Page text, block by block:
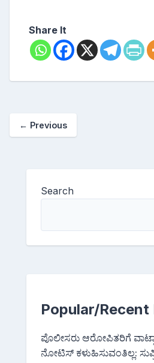
Share It
← Previous
Search
Popular/Recent
ಪೊಲೀಸರು ಆರೋಪಿತರಿಗೆ
ನೋಟಿಸ್‌ ಕಳುಹಿಸುವಂತಿಲ್ಲ: